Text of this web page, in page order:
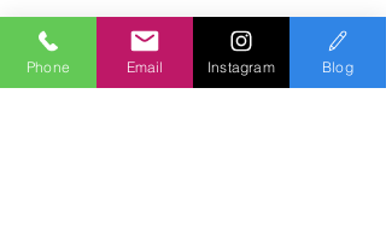
コメント
Phone Email Instagram Blog